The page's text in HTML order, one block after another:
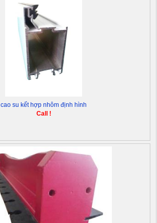
cao su kết hợp nhôm định hình
Call !